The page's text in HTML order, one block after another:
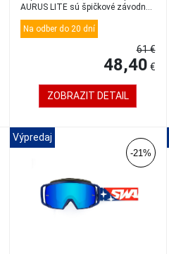
AURUS LITE sú špičkové závodné
okuliar...
Na odber do 20 dní
61 €
48,40 €
ZOBRAZIT DETAIL
Výpredaj
-21%